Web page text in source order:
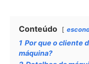
Conteúdo
1 Por que o cliente
máquina?